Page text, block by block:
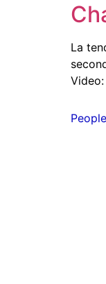
La